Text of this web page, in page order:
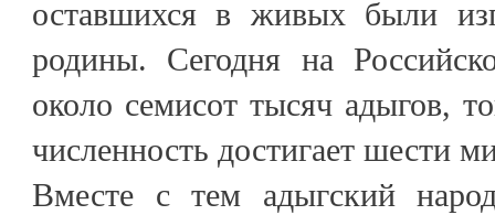
оставшихся в живых были
родины. Сегодня на
около семисот тысяч адыгов,
численность достигает шести
Вместе с тем адыгский